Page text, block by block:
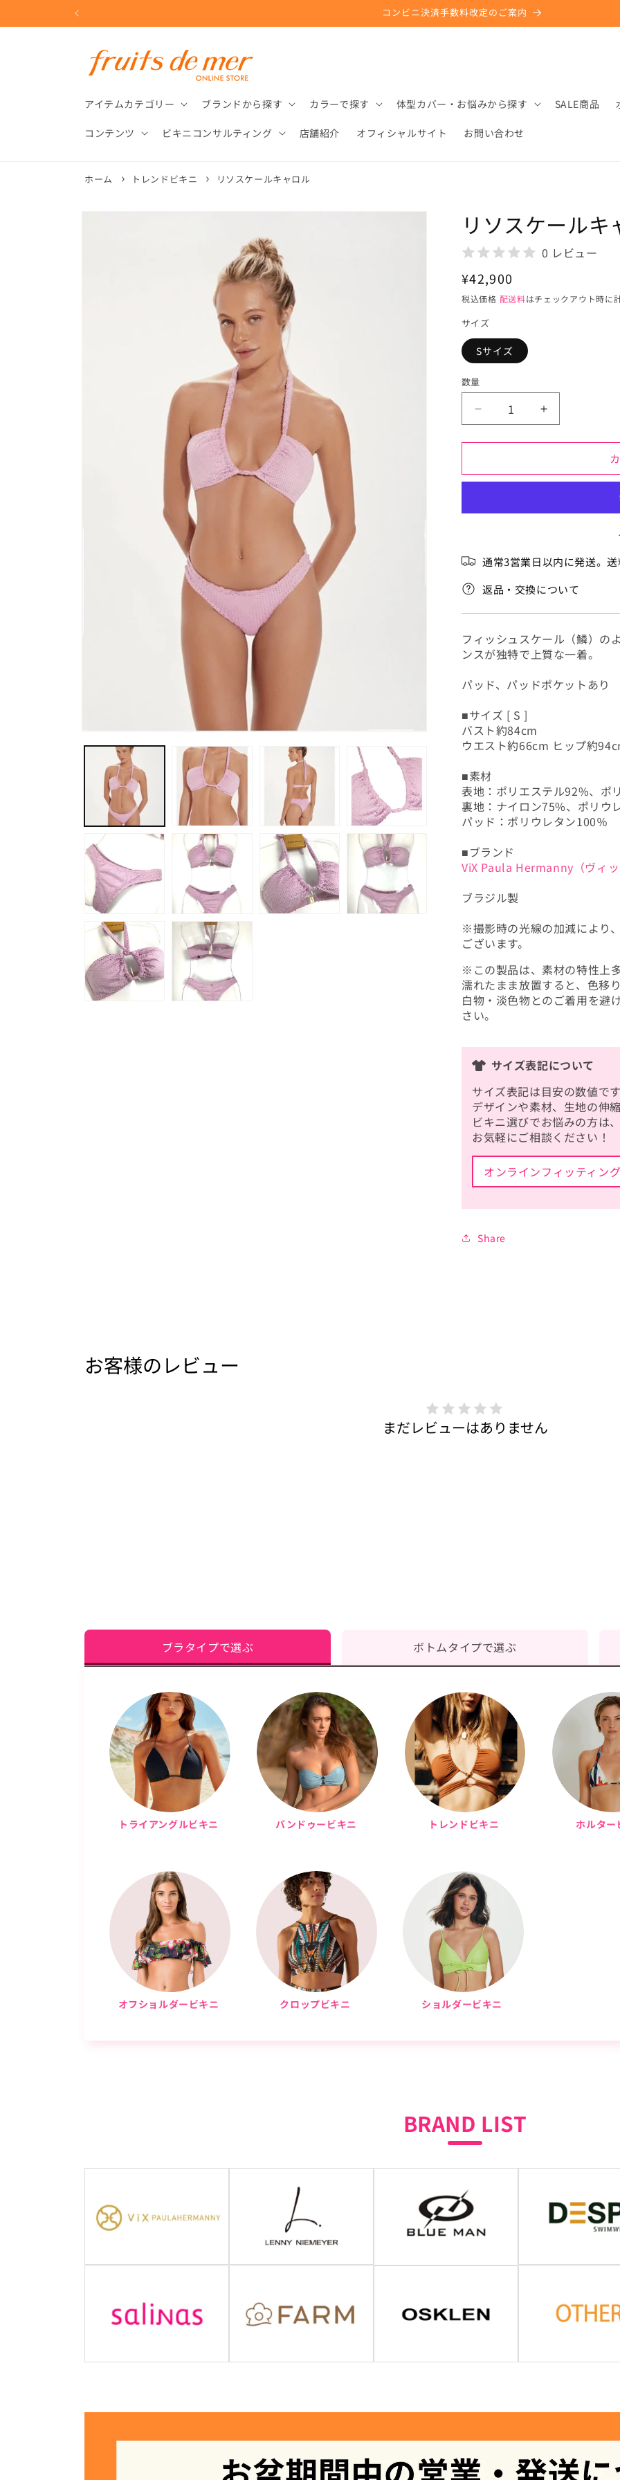
進む
コンビニ決済手数料改定のご案内
アイテムカテゴリー ブランドから探す カラーで探す 体型カバー・お悩みから探す SALE商品
コンテンツ ビキニコンサルティング 店舗紹介 オフィシャルサイト お問い合わせ
ホーム トレンドビキニ リソスケールキャロル
リソスケールキ
0 レビュー
通
常
価
格
¥42,900
税込価格 配送料はチェックアウト時に
サイズ
Sサイズ
数量
ー
キ
ル
の
数
量
減
す
リ
ー
キ
ル
量
増
す
通常3営業日以内に発送。
返品・交換について
フィッシュスケール（鱗）の
ンスが独特で上質な一着。
パッド、パッドポケットあり
■サイズ [ S ]
バスト約84cm
ウエスト約66cm ヒップ約
■素材
表地：ポリエステル92%、ポ
裏地：ナイロン75%、ポリウ
パッド：ポリウレタン100％
■ブランド
ViX Paula Hermanny（ヴィッ
ブラジル製
※撮影時の光線の加減により
ございます。
※この製品は、素材の特性上
濡れたまま放置すると、色移
白物・淡色物とのご着用を避
さい。
サイズ表記について
サイズ表記は目安の数値です
デザインや素材、生地の伸
ビキニ選びでお悩みの方は
お気軽にご相談ください！
オンラインフィッティン
Share
お客様のレビュー
まだレビューはありません
ブラタイプで選ぶ ボトムタイプで選ぶ
トライアングルビキニ バンドゥービキニ トレンドビキニ ホルター
オフショルダービキニ クロップビキニ ショルダービキニ
BRAND LIST